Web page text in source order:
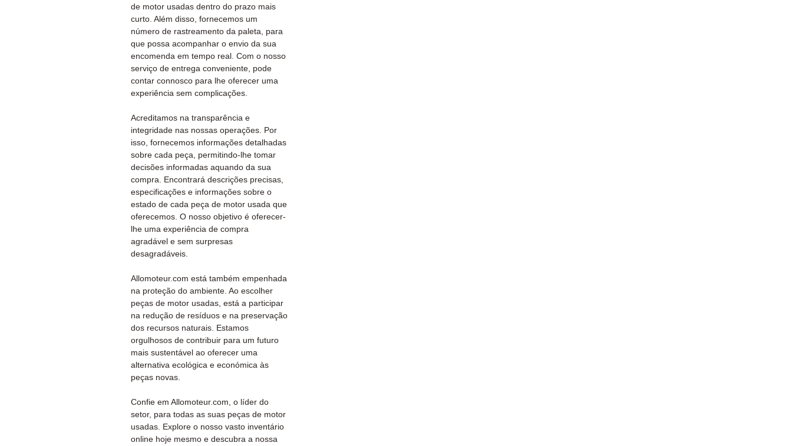
de motor usadas dentro do prazo mais
curto. Além disso, fornecemos um
número de rastreamento da paleta, para
que possa acompanhar o envio da sua
encomenda em tempo real. Com o nosso
serviço de entrega conveniente, pode
contar connosco para lhe oferecer uma
experiência sem complicações.
Acreditamos na transparência e
integridade nas nossas operações. Por
isso, fornecemos informações detalhadas
sobre cada peça, permitindo-lhe tomar
decisões informadas aquando da sua
compra. Encontrará descrições precisas,
especificações e informações sobre o
estado de cada peça de motor usada que
oferecemos. O nosso objetivo é oferecer-
lhe uma experiência de compra
agradável e sem surpresas
desagradáveis.
Allomoteur.com está também empenhada
na proteção do ambiente. Ao escolher
peças de motor usadas, está a participar
na redução de resíduos e na preservação
dos recursos naturais. Estamos
orgulhosos de contribuir para um futuro
mais sustentável ao oferecer uma
alternativa ecológica e económica às
peças novas.
Confie em Allomoteur.com, o líder do
setor, para todas as suas peças de motor
usadas. Explore o nosso vasto inventário
online hoje mesmo e descubra a nossa